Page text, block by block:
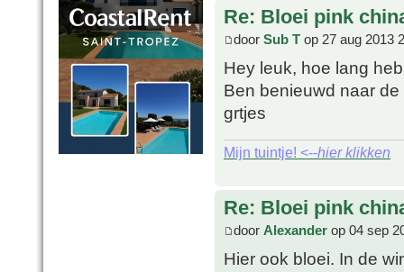
Re: Bloei pink
door Sub T op 27 aug 2013
Hey leuk, hoe lang
Ben benieuwd naar de
grtjes
Mijn tuintje! <--hier klikken
Re: Bloei pink
door Alexander op 04 sep
Hier ook bloei. In de